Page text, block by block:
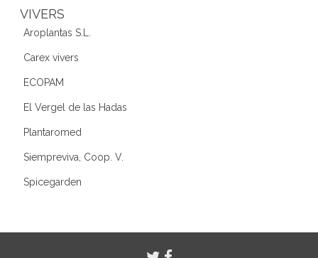
VIVERS
Aroplantas S.L.
Carex vivers
ECOPAM
El Vergel de las Hadas
Plantaromed
Siempreviva, Coop. V.
Spicegarden